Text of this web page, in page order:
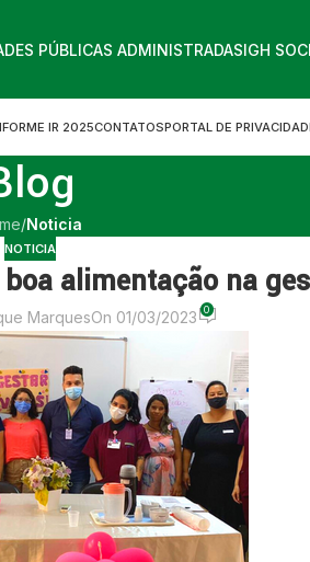
PÚBLICAS ADMINISTRADASIGH
IR 2025CONTATOSPORTAL DE
/Noticia
NOTICIA
alimentação na
MarquesOn 01/03/2023 0